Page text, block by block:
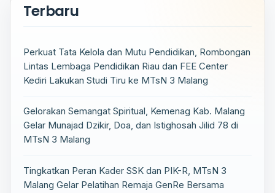
Terbaru
Perkuat Tata Kelola dan Mutu Pendidikan, Rombongan
Lintas Lembaga Pendidikan Riau dan FEE Center
Kediri Lakukan Studi Tiru ke MTsN 3 Malang
Gelorakan Semangat Spiritual, Kemenag Kab. Malang
Gelar Munajad Dzikir, Doa, dan Istighosah Jilid 78 di
MTsN 3 Malang
Tingkatkan Peran Kader SSK dan PIK-R, MTsN 3
Malang Gelar Pelatihan Remaja GenRe Bersama